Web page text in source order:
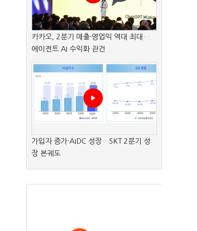
카카오, 2분기 매출·영업익 역대 최대…
에이전트 AI 수익화 관건
가입자 증가·AIDC 성장…SKT 2분기 성
장 본궤도